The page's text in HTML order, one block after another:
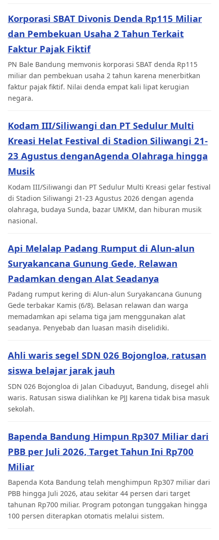
Korporasi SBAT Divonis Denda Rp115 Miliar
dan Pembekuan Usaha 2 Tahun Terkait
Faktur Pajak Fiktif
PN Bale Bandung memvonis korporasi SBAT denda Rp115
miliar dan pembekuan usaha 2 tahun karena menerbitkan
faktur pajak fiktif. Nilai denda empat kali lipat kerugian
negara.
Kodam III/Siliwangi dan PT Sedulur Multi
Kreasi Helat Festival di Stadion Siliwangi 21-
23 Agustus denganAgenda Olahraga hingga
Musik
Kodam III/Siliwangi dan PT Sedulur Multi Kreasi gelar festival
di Stadion Siliwangi 21-23 Agustus 2026 dengan agenda
olahraga, budaya Sunda, bazar UMKM, dan hiburan musik
nasional.
Api Melalap Padang Rumput di Alun-alun
Suryakancana Gunung Gede, Relawan
Padamkan dengan Alat Seadanya
Padang rumput kering di Alun-alun Suryakancana Gunung
Gede terbakar Kamis (6/8). Belasan relawan dan warga
memadamkan api selama tiga jam menggunakan alat
seadanya. Penyebab dan luasan masih diselidiki.
Ahli waris segel SDN 026 Bojongloa, ratusan
siswa belajar jarak jauh
SDN 026 Bojongloa di Jalan Cibaduyut, Bandung, disegel ahli
waris. Ratusan siswa dialihkan ke PJJ karena tidak bisa masuk
sekolah.
Bapenda Bandung Himpun Rp307 Miliar dari
PBB per Juli 2026, Target Tahun Ini Rp700
Miliar
Bapenda Kota Bandung telah menghimpun Rp307 miliar dari
PBB hingga Juli 2026, atau sekitar 44 persen dari target
tahunan Rp700 miliar. Program potongan tunggakan hingga
100 persen diterapkan otomatis melalui sistem.